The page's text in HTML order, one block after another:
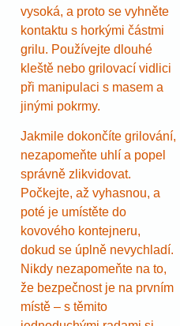
vysoká, a proto se vyhněte
kontaktu s horkými částmi
grilu. Používejte dlouhé
kleště nebo grilovací vidlici
při manipulaci s masem a
jinými pokrmy.
Jakmile dokončíte grilování,
nezapomeňte uhlí a popel
správně zlikvidovat.
Počkejte, až vyhasnou, a
poté je umístěte do
kovového kontejneru,
dokud se úplně nevychladí.
Nikdy nezapomeňte na to,
že bezpečnost je na prvním
místě – s těmito